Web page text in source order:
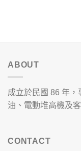
ABOUT
成立於民國 86 年
油、電動堆高機及
CONTACT